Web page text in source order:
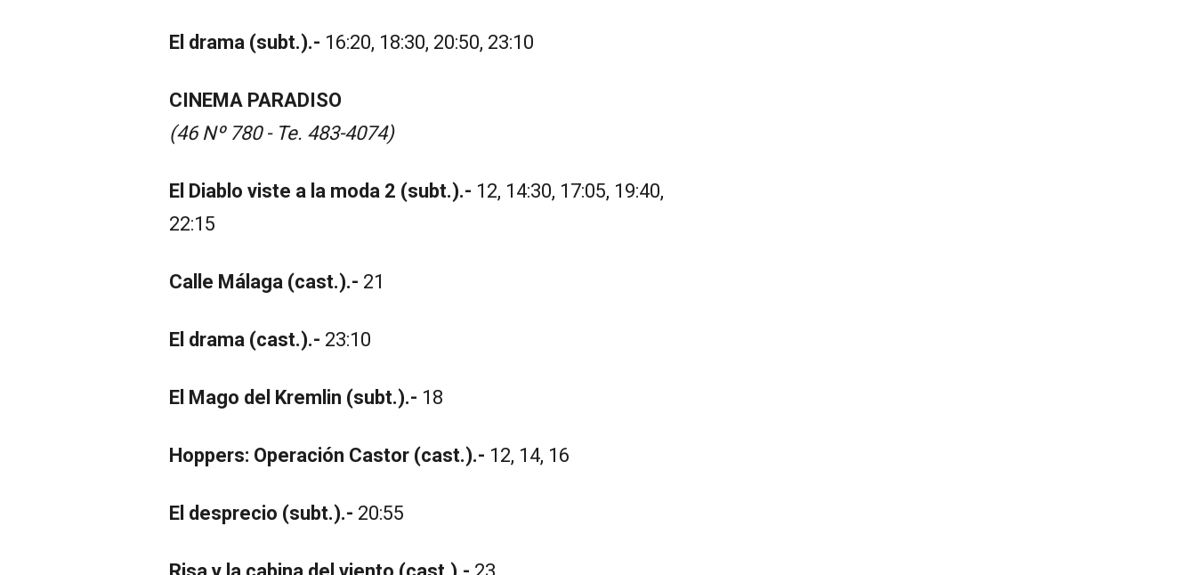
El drama (subt.).- 16:20, 18:30, 20:50, 23:10
CINEMA PARADISO
(46 Nº 780 - Te. 483-4074)
El Diablo viste a la moda 2 (subt.).- 12, 14:30, 17:05, 19:40,
22:15
Calle Málaga (cast.).- 21
El drama (cast.).- 23:10
El Mago del Kremlin (subt.).- 18
Hoppers: Operación Castor (cast.).- 12, 14, 16
El desprecio (subt.).- 20:55